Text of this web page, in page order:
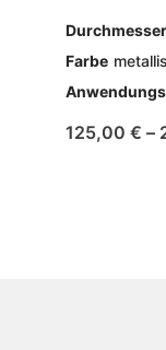
Durchmesser
Farbe
125,00 € –